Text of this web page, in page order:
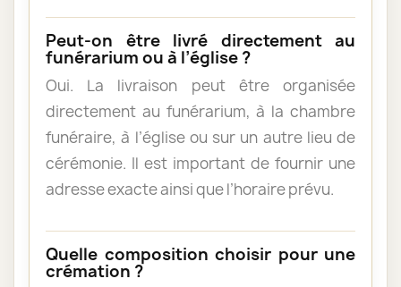
Peut-on être livré directement au
funérarium ou à l’église ?
Oui. La livraison peut être organisée
directement au funérarium, à la chambre
funéraire, à l’église ou sur un autre lieu de
cérémonie. Il est important de fournir une
adresse exacte ainsi que l’horaire prévu.
Quelle composition choisir pour une
crémation ?